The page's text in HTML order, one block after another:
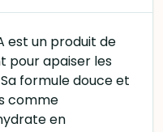
est un produit de
pour apaiser les
formule douce et
comme
en